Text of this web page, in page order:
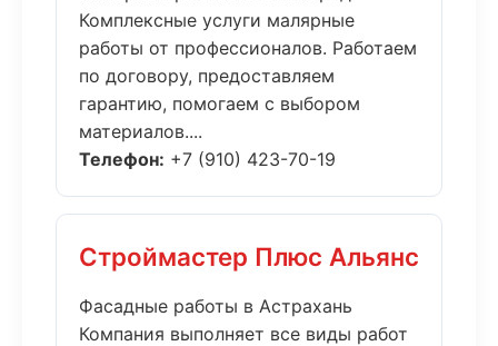
Комплексные услуги малярные
работы от профессионалов. Работаем
по договору, предоставляем
гарантию, помогаем с выбором
материалов....
Телефон: +7 (910) 423-70-19
Строймастер Плюс Альянс
Фасадные работы в Астрахань
Компания выполняет все виды работ